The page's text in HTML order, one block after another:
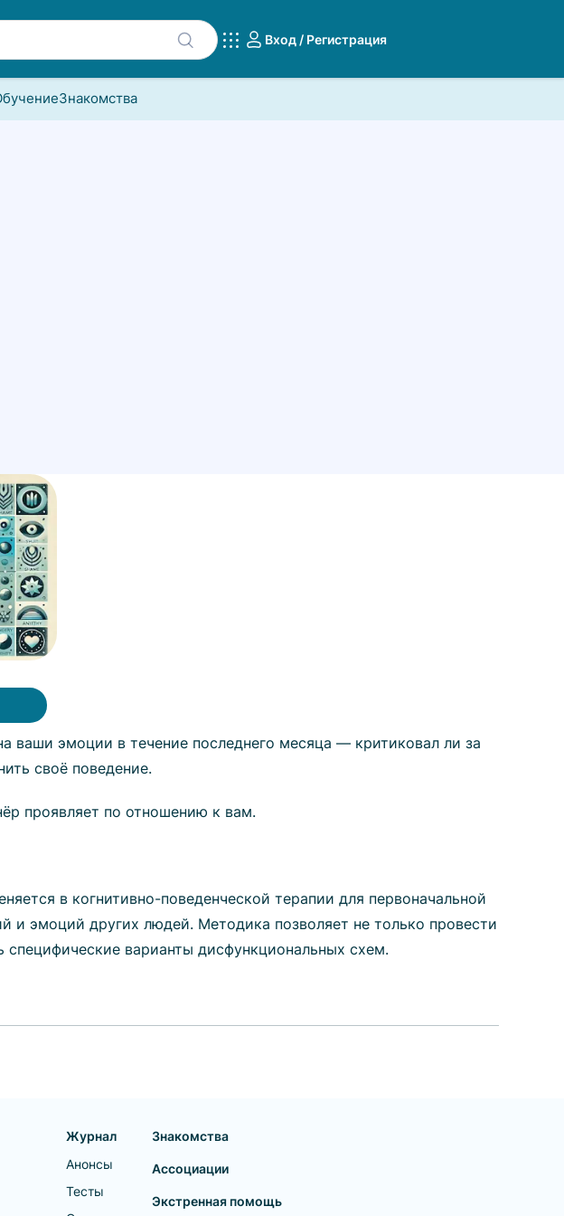
Вход / Регистрация
Знакомства
ваши эмоции в течение последнего месяца — критиковал ли за
своё поведение.
проявляет по отношению к вам.
в когнитивно-поведенческой терапии для первоначальной
эмоций других людей. Методика позволяет не только провести
варианты дисфункциональных схем.
Журнал
Анонсы
Тесты
Знакомства
Ассоциации
Экстренная помощь